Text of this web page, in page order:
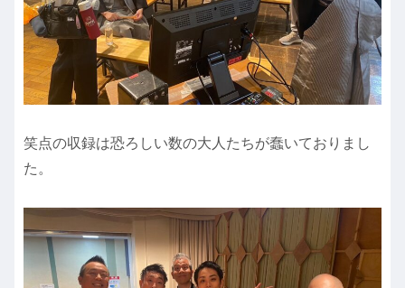
笑点の収録は恐ろしい数の大人たちが蠢いておりまし
た。